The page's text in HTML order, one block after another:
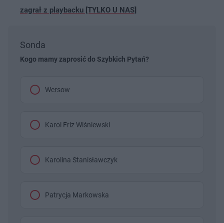
zagrał z playbacku [TYLKO U NAS]
Sonda
Kogo mamy zaprosić do Szybkich Pytań?
Wersow
Karol Friz Wiśniewski
Karolina Stanisławczyk
Patrycja Markowska